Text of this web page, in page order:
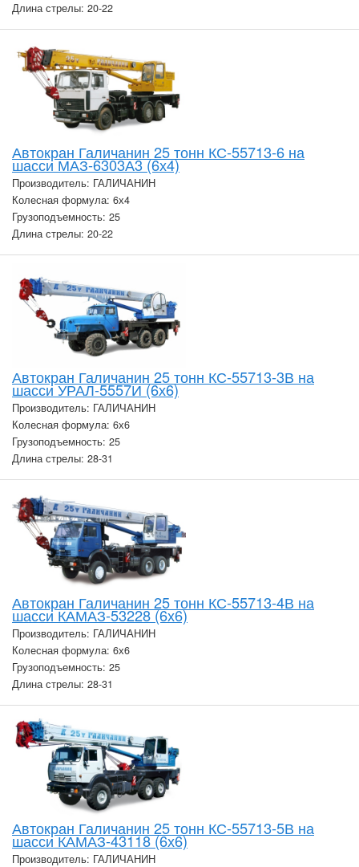
Длина стрелы: 20-22
Автокран Галичанин 25 тонн КС-55713-6 на
шасси МАЗ-6303А3 (6х4)
Производитель: ГАЛИЧАНИН
Колесная формула: 6х4
Грузоподъемность: 25
Длина стрелы: 20-22
Автокран Галичанин 25 тонн КС-55713-3В на
шасси УРАЛ-5557И (6х6)
Производитель: ГАЛИЧАНИН
Колесная формула: 6х6
Грузоподъемность: 25
Длина стрелы: 28-31
Автокран Галичанин 25 тонн КС-55713-4В на
шасси КАМАЗ-53228 (6х6)
Производитель: ГАЛИЧАНИН
Колесная формула: 6х6
Грузоподъемность: 25
Длина стрелы: 28-31
Автокран Галичанин 25 тонн КС-55713-5В на
шасси КАМАЗ-43118 (6х6)
Производитель: ГАЛИЧАНИН